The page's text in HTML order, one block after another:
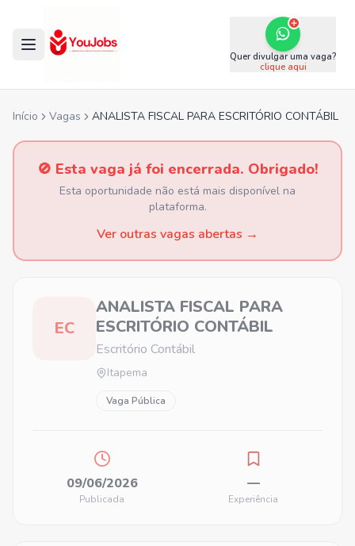
Quer divulgar uma vaga?
clique aqui
Início Vagas ANALISTA FISCAL PARA ESCRITÓRIO CONTÁBIL
🚫 Esta vaga já foi encerrada. Obrigado!
Esta oportunidade não está mais disponível na
plataforma.
Ver outras vagas abertas →
EC
ANALISTA FISCAL PARA
ESCRITÓRIO CONTÁBIL
Escritório Contábil
Itapema
Vaga Pública
09/06/2026
Publicada
—
Experiência